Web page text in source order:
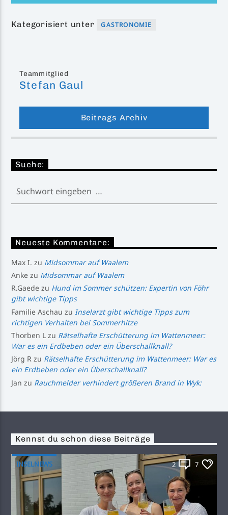
Kategorisiert unter GASTRONOMIE
Teammitglied
Stefan Gaul
Beitrags Archiv
Suche:
Neueste Kommentare:
Max I. zu Midsommar auf Waalem
Anke zu Midsommar auf Waalem
R.Gaede zu Hund im Sommer schützen: Expertin von Föhr
gibt wichtige Tipps
Familie Aschau zu Inselarzt gibt wichtige Tipps zum
richtigen Verhalten bei Sommerhitze
Thorben L zu Rätselhafte Erschütterung im Wattenmeer:
War es ein Erdbeben oder ein Überschallknall?
Jörg R zu Rätselhafte Erschütterung im Wattenmeer: War es
ein Erdbeben oder ein Überschallknall?
Jan zu Rauchmelder verhindert größeren Brand in Wyk:
Kennst du schon diese Beiträge
INSELNEWS 2 7